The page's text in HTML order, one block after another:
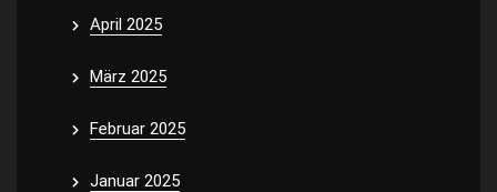
April 2025
März 2025
Februar 2025
Januar 2025